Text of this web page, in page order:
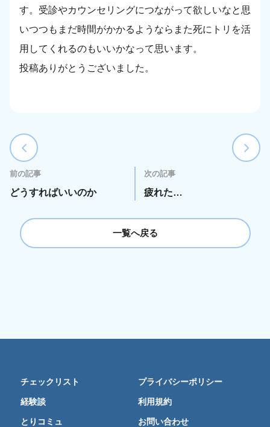
す。受診やカウンセリングにつながって欲しいなと思
いつつもまだ時間がかかるようならまた死にトリを活
用してくれるのもいいかなって思います。
投稿ありがとうございました。
前の記事
どうすればいいのか
次の記事
疲れた…
一覧へ戻る
チェックリスト
経験談
とりコミュ
プライバシーポリシー
利用規約
お問い合わせ